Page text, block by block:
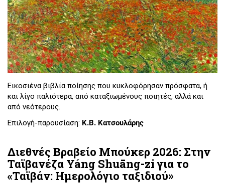
Εικοσιένα βιβλία ποίησης που κυκλοφόρησαν πρόσφατα, ή
και λίγο παλιότερα, από καταξιωμένους ποιητές, αλλά και
από νεότερους.
Επιλογή-παρουσίαση: Κ.Β. Κατσουλάρης
Διεθνές Βραβείο Μπούκερ 2026: Στην
Ταϊβανέζα Yáng Shuāng-zi για το
«Ταϊβάν: Ημερολόγιο ταξιδιού»